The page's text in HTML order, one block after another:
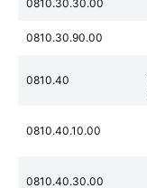
0810.30.30.00
0810.30.90.00
0810.40
0810.40.10.00
0810.40.30.00